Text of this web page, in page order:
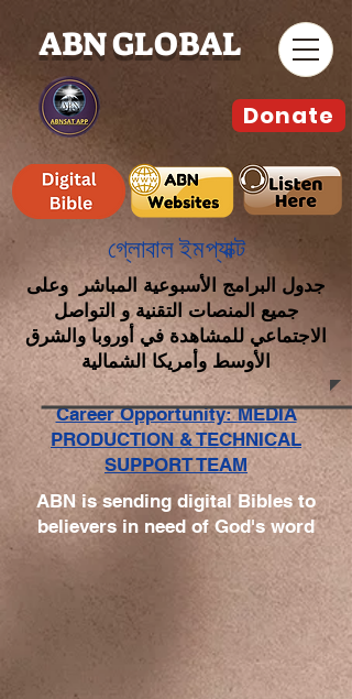
ABN GLOBAL
গ্লোবাল ইমপ্যাক্ট
جدول البرامج الأسبوعية المباشر وعلى
جميع المنصات التقنية و التواصل
الاجتماعي للمشاهدة في أوروبا والشرق
الأوسط وأمريكا الشمالية
ABN is sending digital Bibles to
believers in need of God's word
Donate
Career Opportunity: MEDIA
PRODUCTION & TECHNICAL
SUPPORT TEAM